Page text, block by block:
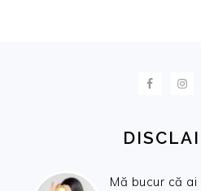
Mă bucur că